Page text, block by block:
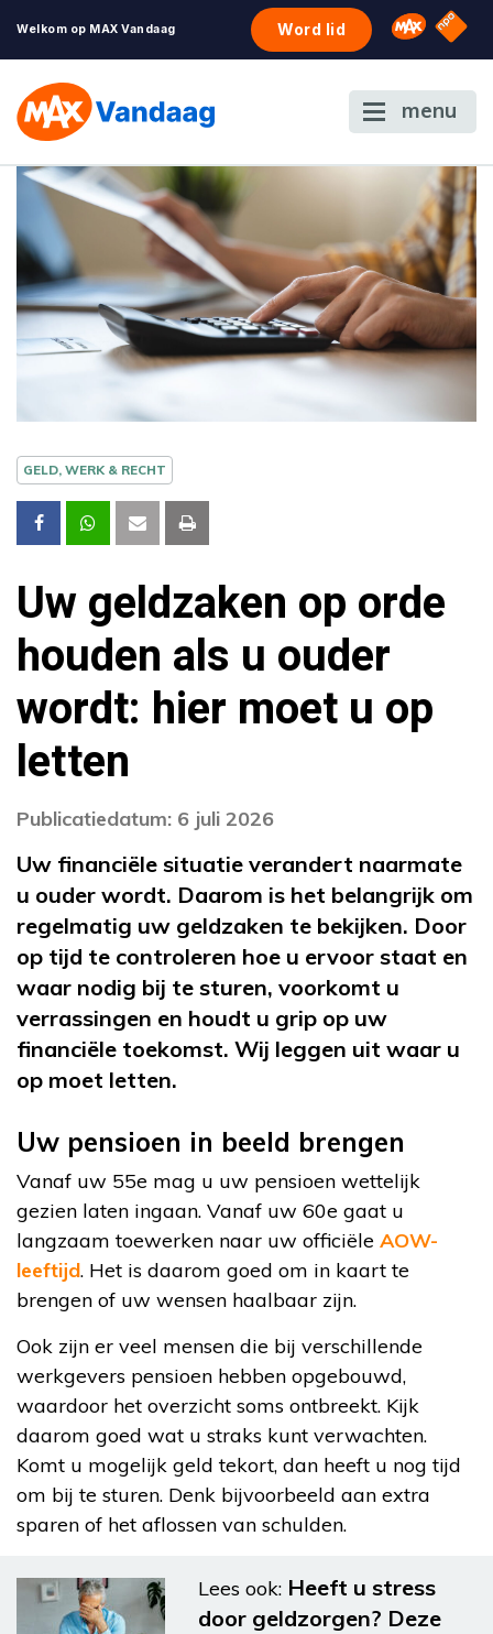
Welkom op MAX Vandaag Word lid Omroep
NPO
menu
GELD, WERK & RECHT
Uw geldzaken op orde
houden als u ouder
wordt: hier moet u op
letten
Publicatiedatum: 6 juli 2026
Uw financiële situatie verandert naarmate
u ouder wordt. Daarom is het belangrijk om
regelmatig uw geldzaken te bekijken. Door
op tijd te controleren hoe u ervoor staat en
waar nodig bij te sturen, voorkomt u
verrassingen en houdt u grip op uw
financiële toekomst. Wij leggen uit waar u
op moet letten.
Uw pensioen in beeld brengen
Vanaf uw 55e mag u uw pensioen wettelijk
gezien laten ingaan. Vanaf uw 60e gaat u
langzaam toewerken naar uw officiële AOW-
leeftijd. Het is daarom goed om in kaart te
brengen of uw wensen haalbaar zijn.
Ook zijn er veel mensen die bij verschillende
werkgevers pensioen hebben opgebouwd,
waardoor het overzicht soms ontbreekt. Kijk
daarom goed wat u straks kunt verwachten.
Komt u mogelijk geld tekort, dan heeft u nog tijd
om bij te sturen. Denk bijvoorbeeld aan extra
sparen of het aflossen van schulden.
Lees ook: Heeft u stress
door geldzorgen? Deze